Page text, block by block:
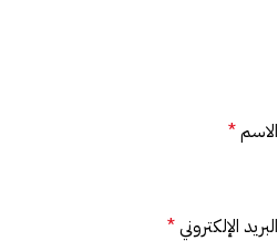
الاسم*
البريد الإلكتروني*